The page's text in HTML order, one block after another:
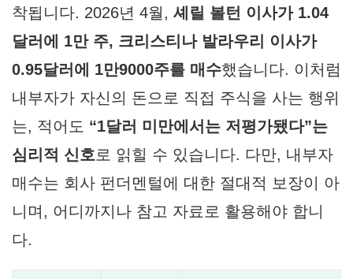
착됩니다. 2026년 4월, 셰릴 볼턴 이사가 1.04
달러에 1만 주, 크리스티나 발라우리 이사가
0.95달러에 1만9000주를 매수했습니다. 이처럼
내부자가 자신의 돈으로 직접 주식을 사는 행위
는, 적어도 “1달러 미만에서는 저평가됐다”는
심리적 신호로 읽힐 수 있습니다. 다만, 내부자
매수는 회사 펀더멘털에 대한 절대적 보장이 아
니며, 어디까지나 참고 자료로 활용해야 합니
다.